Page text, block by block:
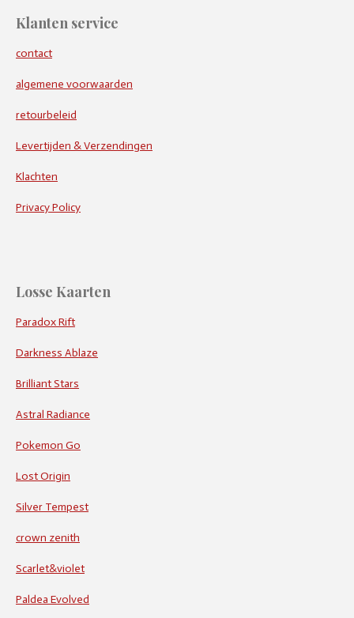
Klanten service
contact
algemene voorwaarden
retourbeleid
Levertijden & Verzendingen
Klachten
Privacy Policy
Losse Kaarten
Paradox Rift
Darkness Ablaze
Brilliant Stars
Astral Radiance
Pokemon Go
Lost Origin
Silver Tempest
crown zenith
Scarlet&violet
Paldea Evolved